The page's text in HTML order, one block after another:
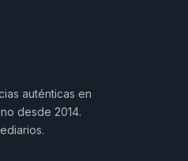
auténticas en
desde 2014.